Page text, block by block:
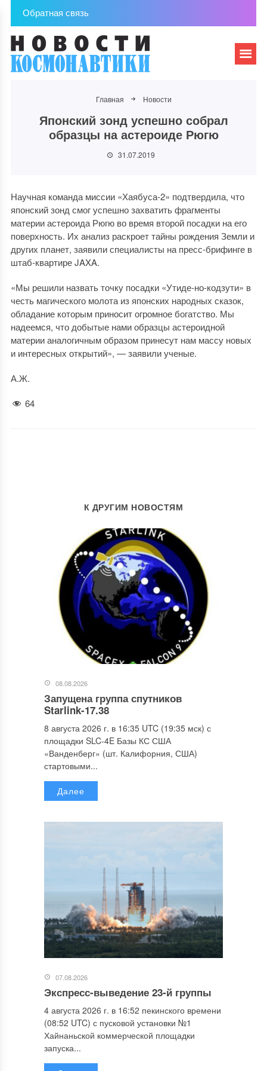
Обратная связь
Главная Новости
Японский зонд успешно собрал
образцы на астероиде Рюгю
31.07.2019
Научная команда миссии «Хаябуса-2» подтвердила, что
японский зонд смог успешно захватить фрагменты
материи астероида Рюгю во время второй посадки на его
поверхность. Их анализ раскроет тайны рождения Земли и
других планет, заявили специалисты на пресс-брифинге в
штаб-квартире JAXA.
«Мы решили назвать точку посадки «Утиде-но-кодзути» в
честь магического молота из японских народных сказок,
обладание которым приносит огромное богатство. Мы
надеемся, что добытые нами образцы астероидной
материи аналогичным образом принесут нам массу новых
и интересных открытий», — заявили ученые.
А.Ж.
64
К ДРУГИМ НОВОСТЯМ
08.08.2026
Запущена группа спутников
Starlink-17.38
8 августа 2026 г. в 16:35 UTC (19:35 мск) с
площадки SLC-4E Базы КС США
«Ванденберг» (шт. Калифорния, США)
стартовыми...
Далее
07.08.2026
Экспресс-выведение 23-й группы
4 августа 2026 г. в 16:52 пекинского времени
(08:52 UTC) с пусковой установки №1
Хайнаньской коммерческой площадки
запуска...